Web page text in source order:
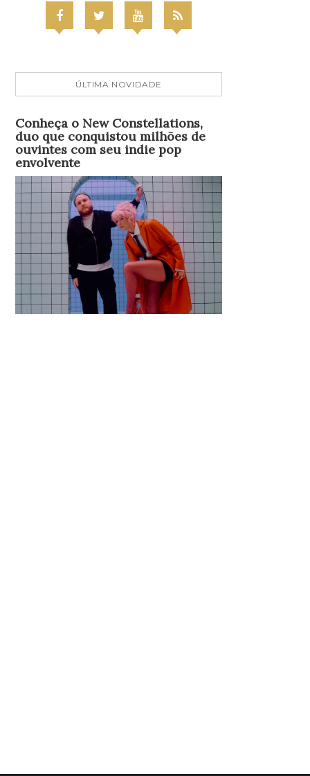
ÚLTIMA NOVIDADE
Conheça o New Constellations,
duo que conquistou milhões de
ouvintes com seu indie pop
envolvente